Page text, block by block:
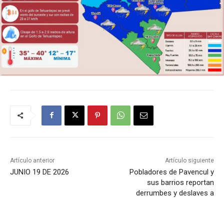
Artículo anterior
JUNIO 19 DE 2026
Artículo siguiente
Pobladores de Pavencul y
sus barrios reportan
derrumbes y deslaves a